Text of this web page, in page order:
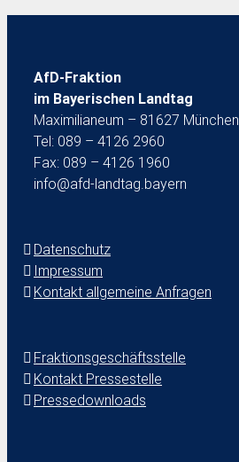
AfD-Fraktion
im Bayerischen Landtag
Maximilianeum – 81627 München
Tel: 089 – 4126 2960
Fax: 089 – 4126 1960
info@afd-landtag.bayern
Datenschutz
Impressum
Kontakt allgemeine Anfragen
Fraktionsgeschäftsstelle
Kontakt Pressestelle
Pressedownloads